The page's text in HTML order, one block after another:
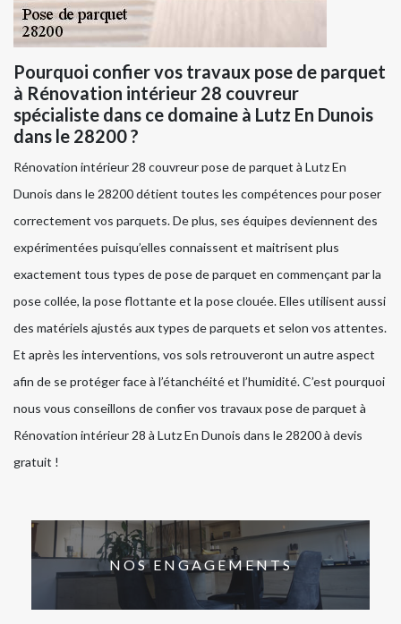
Pourquoi confier vos travaux pose de parquet
à Rénovation intérieur 28 couvreur
spécialiste dans ce domaine à Lutz En Dunois
dans le 28200 ?
Rénovation intérieur 28 couvreur pose de parquet à Lutz En
Dunois dans le 28200 détient toutes les compétences pour poser
correctement vos parquets. De plus, ses équipes deviennent des
expérimentées puisqu’elles connaissent et maitrisent plus
exactement tous types de pose de parquet en commençant par la
pose collée, la pose flottante et la pose clouée. Elles utilisent aussi
des matériels ajustés aux types de parquets et selon vos attentes.
Et après les interventions, vos sols retrouveront un autre aspect
afin de se protéger face à l’étanchéité et l’humidité. C’est pourquoi
nous vous conseillons de confier vos travaux pose de parquet à
Rénovation intérieur 28 à Lutz En Dunois dans le 28200 à devis
gratuit !
NOS ENGAGEMENTS